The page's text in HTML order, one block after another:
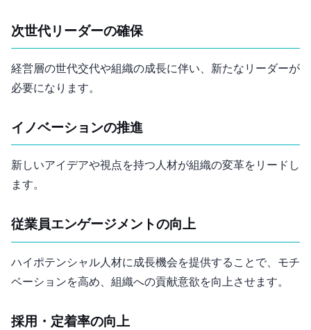
次世代リーダーの確保
経営層の世代交代や組織の成長に伴い、新たなリーダーが
必要になります。
イノベーションの推進
新しいアイデアや視点を持つ人材が組織の変革をリードし
ます。
従業員エンゲージメントの向上
ハイポテンシャル人材に成長機会を提供することで、モチ
ベーションを高め、組織への貢献意欲を向上させます。
採用・定着率の向上